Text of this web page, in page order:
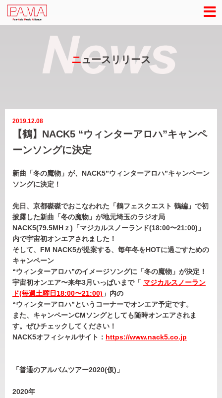
ニュースリリース
2019.12.08
【鶴】NACK5 “ウィンターアロハ”キャンペ
ーンソングに決定
新曲「冬の魔物」が、NACK5”ウィンターアロハ”キャンペーン
ソングに決定！
先日、京都磔磔でおこなわれた「鶴フェスクエスト 鶴編」で初
披露した新曲「冬の魔物」が地元埼玉のラジオ局
NACK5(79.5MHｚ)「マジカルスノーランド(18:00〜21:00)」
内で宇宙初オンエアされました！
そして、FM NACK5が提案する、毎年冬をHOTに過ごすための
キャンペーン
“ウィンターアロハ”のイメージソングに「冬の魔物」が決定！
宇宙初オンエア〜来年3月いっぱいまで「 マジカルスノーラン
ド(毎週土曜日18:00〜21:00) 」内の
“ウィンターアロハ”というコーナーでオンエア予定です。
また、キャンペーンCMソングとしても随時オンエアされま
す。ぜひチェックしてください！
NACK5オフィシャルサイト： https://www.nack5.co.jp
「普通のアルバムツアー2020(仮)」
2020年